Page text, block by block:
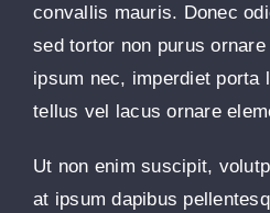
convallis mauris. Donec
sed tortor non purus
ipsum nec, imperdiet porta
tellus vel lacus ornare
Ut non enim suscipit,
at ipsum dapibus